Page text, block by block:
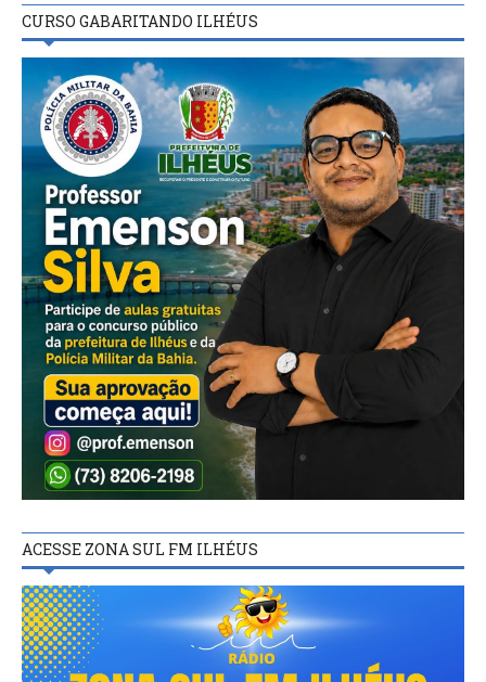
CURSO GABARITANDO ILHÉUS
ACESSE ZONA SUL FM ILHÉUS